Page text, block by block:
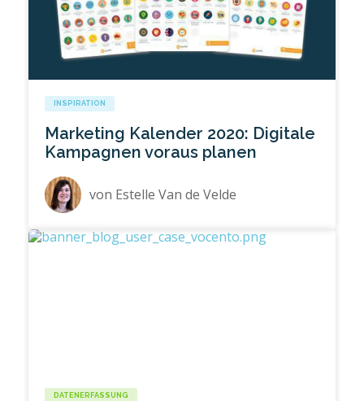
INSPIRATION
Marketing Kalender 2020: Digitale
Kampagnen voraus planen
von Estelle Van de Velde
DATENERFASSUNG